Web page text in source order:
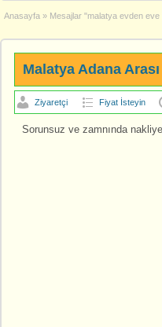
Anasayfa » Mesajlar "malatya evden eve
Malatya Adana
Ziyaretçi Fiyat İsteyin
Sorunsuz ve zamnında